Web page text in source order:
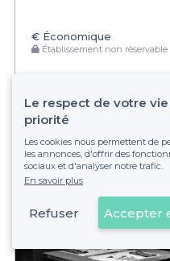
€ Économique
Établissement non réservable
Voir
Le respect de votre
priorité
Les cookies nous permettent de
les annonces, d'offrir des
sociaux et d'analyser notre trafic.
En savoir plus
Refuser Accepter